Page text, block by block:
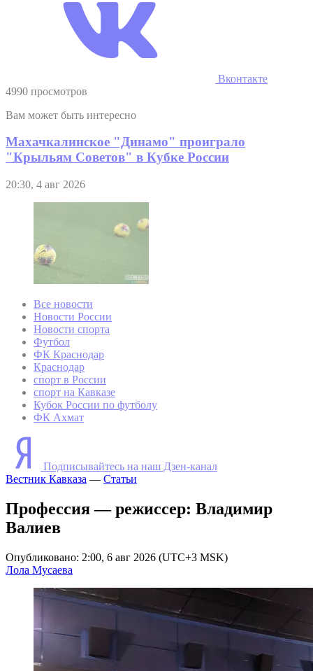
Вконтакте
4990 просмотров
Вам может быть интересно
Махачкалинское "Динамо" проиграло
"Крыльям Советов" в Кубке России
20:30, 4 авг 2026
Все новости
Новости России
Новости спорта
Футбол
ФК Краснодар
Краснодар
спорт в России
спорт на Кавказе
Кубок России по футболу
ФК Ахмат
Подписывайтесь на наш Дзен-канал
Вестник Кавказа — Статьи
Профессия — режиссер: Владимир
Валиев
Опубликовано: 2:00, 6 авг 2026 (UTC+3 MSK)
Лола Мусаева